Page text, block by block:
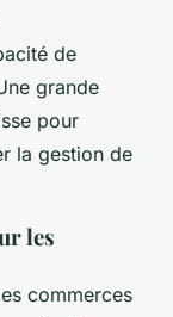
de
grande
pour
la gestion de
les
commerces